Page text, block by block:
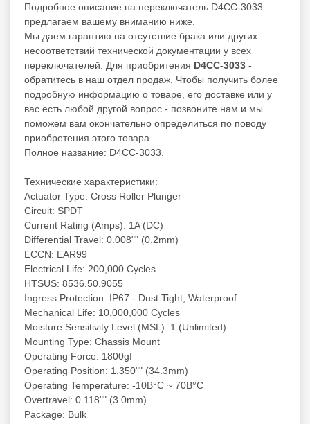
Подробное описание на переключатель D4CC-3033
предлагаем вашему вниманию ниже.
Мы даем гарантию на отсутствие брака или других
несоответствий технической документации у всех
переключателей. Для приобритения D4CC-3033 -
обратитесь в наш отдел продаж. Чтобы получить более
подробную информацию о товаре, его доставке или у
вас есть любой другой вопрос - позвоните нам и мы
поможем вам окончательно определиться по поводу
приобретения этого товара.
Полное название: D4CC-3033.
Технические характеристики:
Actuator Type: Cross Roller Plunger
Circuit: SPDT
Current Rating (Amps): 1A (DC)
Differential Travel: 0.008"" (0.2mm)
ECCN: EAR99
Electrical Life: 200,000 Cycles
HTSUS: 8536.50.9055
Ingress Protection: IP67 - Dust Tight, Waterproof
Mechanical Life: 10,000,000 Cycles
Moisture Sensitivity Level (MSL): 1 (Unlimited)
Mounting Type: Chassis Mount
Operating Force: 1800gf
Operating Position: 1.350"" (34.3mm)
Operating Temperature: -10В°C ~ 70В°C
Overtravel: 0.118"" (3.0mm)
Package: Bulk